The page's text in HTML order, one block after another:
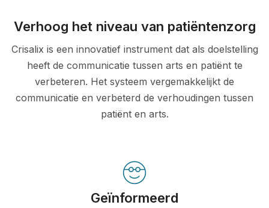
Verhoog het niveau van patiëntenzorg
Crisalix is een innovatief instrument dat als doelstelling
heeft de communicatie tussen arts en patiënt te
verbeteren. Het systeem vergemakkelijkt de
communicatie en verbeterd de verhoudingen tussen
patiënt en arts.
Geïnformeerd